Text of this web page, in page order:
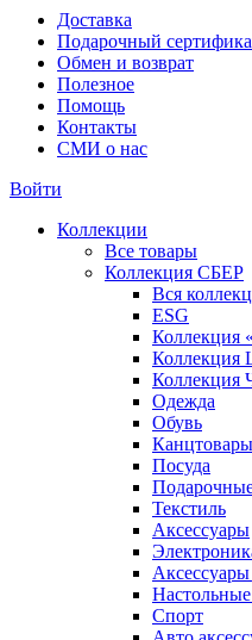
Доставка
Подарочный
Обмен и возврат
Полезное
Помощь
Контакты
СМИ о нас
Войти
Коллекции
Все товары
Коллекция СБЕР
Вся
ESG
Коллекция
Коллекция
Коллекция
Одежда
Обувь
Канцтовары
Посуда
Текстиль
Аксессуары
Спорт